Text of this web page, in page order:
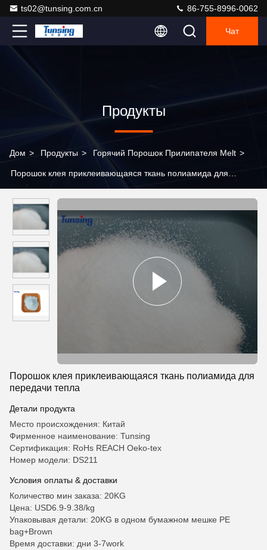
ts02@tunsing.com.cn 86-755-8996-0062
Чат
Продукты
Дом > Продукты > Горячий Порошок Прилипателя Melt >
Порошок клея приклеивающаяся ткань полиамида для
Порошок клея приклеивающаяся ткань полиамида для
передачи тепла
Детали продукта
Место происхождения: Китай
Фирменное наименование: Tunsing
Сертификация: RoHs REACH Oeko-tex
Номер модели: DS211
Условия оплаты & доставки
Количество мин заказа: 20KG
Цена: USD6.9-9.38/kg
Упаковывая детали: 20KG в одном бумажном мешке PE
bag+Brown
Время доставки: дни 3-7work